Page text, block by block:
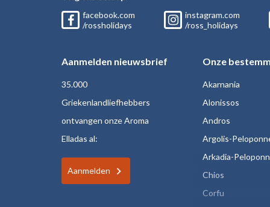
facebook.com
/rossholidays
instagram.com
/ross_holidays
Aanmelden nieuwsbrief
35.000
Griekenlandliefhebbers
ontvangen onze Aroma
Elladas al:
Aanmelden
Onze
Akarnania
Alonissos
Andros
Argolis-
Arkadia-
Chios
Corfu